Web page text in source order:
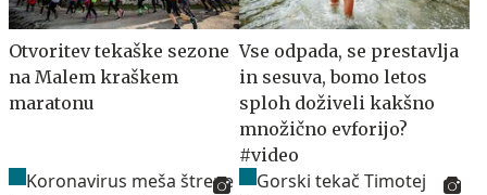
Otvoritev tekaške sezone
na Malem kraškem
maratonu
Vse odpada, se prestavlja
in sesuva, bomo letos
sploh doživeli kakšno
množično evforijo?
#video